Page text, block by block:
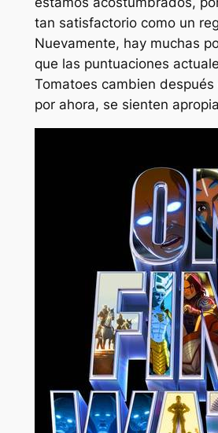
tan satisfactorio como un
Nuevamente, hay muchas
que las puntuaciones
Tomatoes cambien
por ahora, se sienten